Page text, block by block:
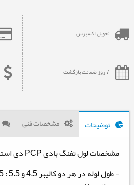
تحویل اکسپرس
7 روز ضمانت بازگشت
توضیحات مشخصات فنی
مشخصات لول تفنگ بادی PCP دی استیت هانتسمن رگال
- طول لوله در هر دو کالیبر 4.5 و 5.5 : 43.5 سانتی متر